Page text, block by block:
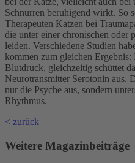
Schnurren beruhigend wirkt. So
Therapeuten Katzen bei
die unter einer chronischen oder
leiden. Verschiedene Studien
kommen zum gleichen Ergebnis:
Blutdruck, gleichzeitig schüttet
Neurotransmitter Serotonin aus.
nur die Psyche aus, sondern
Rhythmus.
< zurück
Weitere Magazinbeiträge